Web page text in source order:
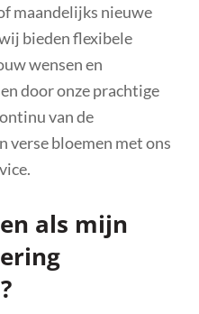
maandelijks nieuwe
bieden flexibele
wensen en
door onze prachtige
van de
verse bloemen met ons
als mijn